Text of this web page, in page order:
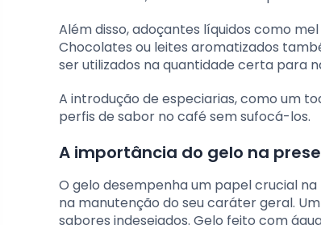
Além disso, adoçantes líquidos como
Chocolates ou leites aromatizados
ser utilizados na quantidade certa para
A introdução de especiarias, como um
perfis de sabor no café sem sufocá-los.
A importância do gelo na
O gelo desempenha um papel crucial
na manutenção do seu caráter geral.
sabores indesejados. Gelo feito com